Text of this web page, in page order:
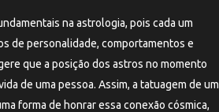
na astrologia, pois cada um
de personalidade, comportamentos e
que a posição dos astros no momento
de uma pessoa. Assim, a tatuagem de um
forma de honrar essa conexão cósmica,